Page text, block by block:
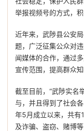
举报视频号的方式，
近年来，武陟县公安
题，广泛征集公众对
闻媒体的合作，通过
宣传范围，提高群众知
截至目前，“武陟实名
与，并且得到了社会
年5月成立以来，共有
及诈骗、盗窃、赌博